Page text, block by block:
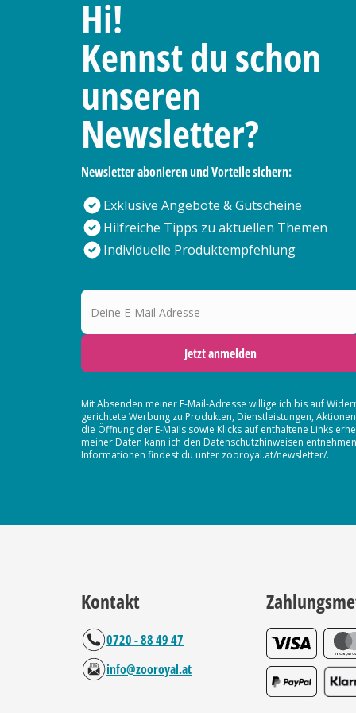
Hi!
Kennst du schon
unseren
Newsletter?
Newsletter abonieren und Vorteile sichern:
Exklusive Angebote & Gutscheine
Hilfreiche Tipps zu aktuellen Themen
Individuelle Produktempfehlung
Deine E-Mail Adresse
Jetzt anmelden
Mit Absenden meiner E-Mail-Adresse willige ich bis auf
gerichtete Werbung zu Produkten, Dienstleistungen,
die Öffnung der E-Mails sowie Klicks auf enthaltene Links
meiner Daten kann ich den Datenschutzhinweisen
Informationen findest du unter zooroyal.at/newsletter/.
Kontakt
0720 - 88 49 47
info@zooroyal.at